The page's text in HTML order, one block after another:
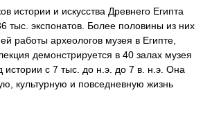
истории и искусства Древнего Египта
тыс. экспонатов. Более половины из них
работы археологов музея в Египте,
демонстрируется в 40 залах музея
истории с 7 тыс. до н.э. до 7 в. н.э. Она
культурную и повседневную жизнь